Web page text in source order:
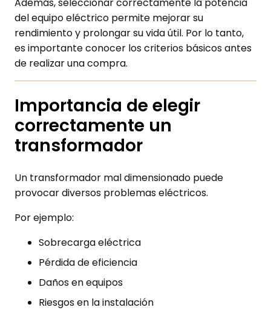
del equipo eléctrico permite mejorar su
rendimiento y prolongar su vida útil. Por lo tanto,
es importante conocer los criterios básicos antes
de realizar una compra.
Importancia de elegir
correctamente un
transformador
Un transformador mal dimensionado puede
provocar diversos problemas eléctricos.
Por ejemplo:
Sobrecarga eléctrica
Pérdida de eficiencia
Daños en equipos
Riesgos en la instalación